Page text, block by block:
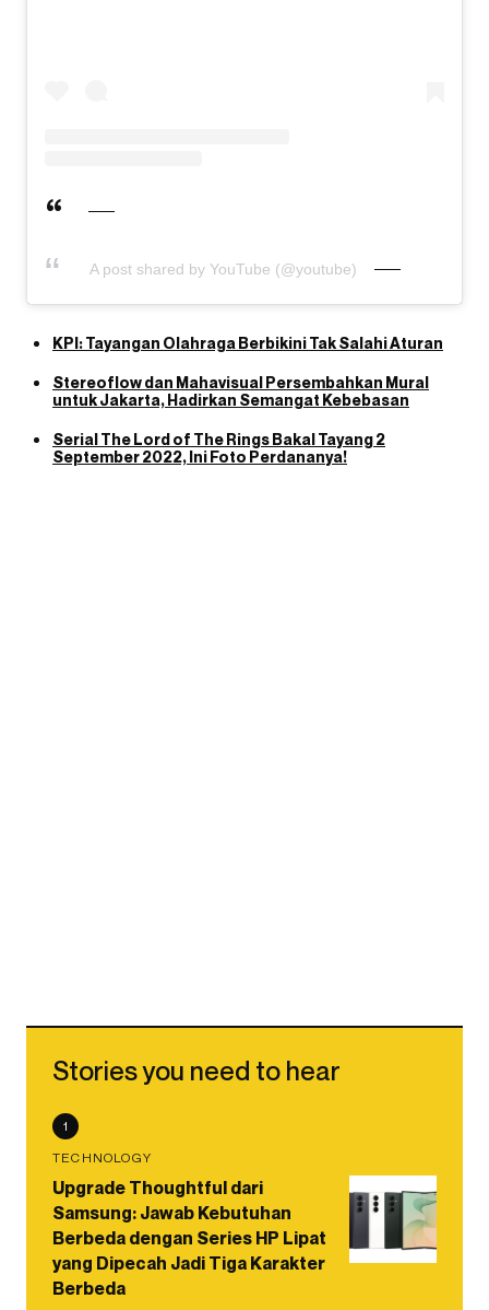
A post shared by YouTube (@youtube)
KPI: Tayangan Olahraga Berbikini Tak Salahi Aturan
Stereoflow dan Mahavisual Persembahkan Mural
untuk Jakarta, Hadirkan Semangat Kebebasan
Serial The Lord of The Rings Bakal Tayang 2
September 2022, Ini Foto Perdananya!
Stories you need to hear
1
TECHNOLOGY
Upgrade Thoughtful dari
Samsung: Jawab Kebutuhan
Berbeda dengan Series HP Lipat
yang Dipecah Jadi Tiga Karakter
Berbeda